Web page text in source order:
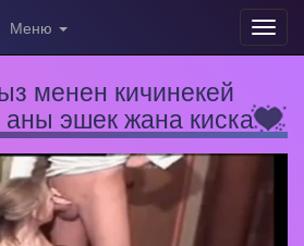
Меню
менен кичинекей
аны эшек жана киска